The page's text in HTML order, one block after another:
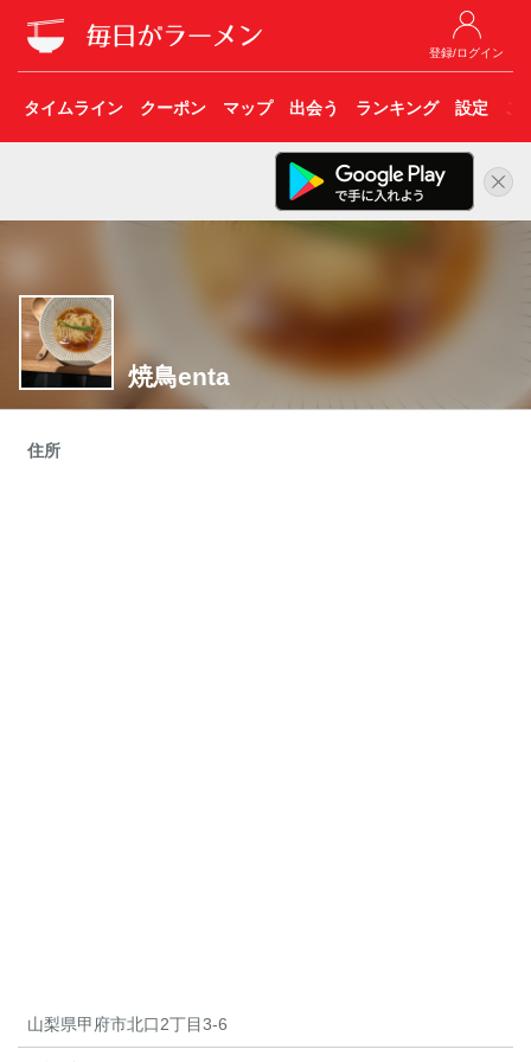
登録/ログイン
タイムライン クーポン マップ 出会う ランキング 設定 こ
焼鳥enta
住所
山梨県甲府市北口2丁目3-6